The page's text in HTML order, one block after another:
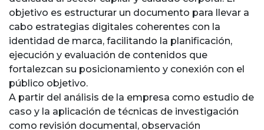
objetivo es estructurar un documento para llevar a
cabo estrategias digitales coherentes con la
identidad de marca, facilitando la planificación,
ejecución y evaluación de contenidos que
fortalezcan su posicionamiento y conexión con el
público objetivo.
A partir del análisis de la empresa como estudio de
caso y la aplicación de técnicas de investigación
como revisión documental, observación